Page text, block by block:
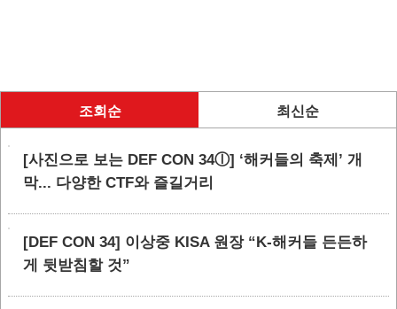
조회순 최신순
[사진으로 보는 DEF CON 34ⓛ] ‘해커들의 축제’ 개
막... 다양한 CTF와 즐길거리
[DEF CON 34] 이상중 KISA 원장 “K-해커들 든든하
게 뒷받침할 것”